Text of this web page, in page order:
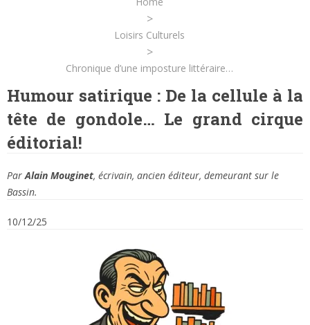
>
Loisirs Culturels
>
Chronique d’une imposture littéraire…
Humour satirique : De la cellule à la
tête de gondole… Le grand cirque
éditorial!
ParAlain Mouginet, écrivain, ancien éditeur, demeurant sur le
Bassin.
10/12/25